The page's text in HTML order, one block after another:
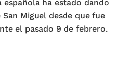
ha estado dando
Miguel desde que fue
el pasado 9 de febrero.